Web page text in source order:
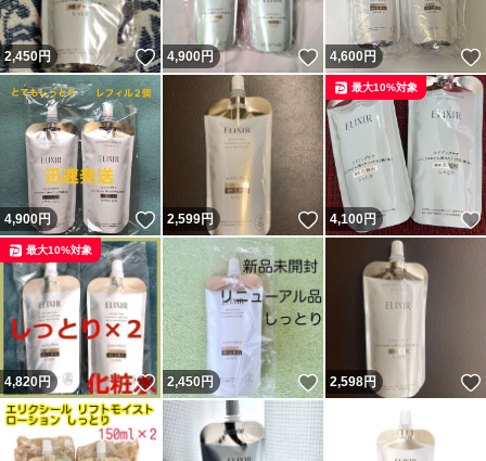
2,450円 いいね！
4,900円 いいね！
4,600円
4,900円 いいね！
2,599円 いいね！
4,100円
最大10%対象
4,820円 いいね！
最大10%対象
2,450円 いいね！
2,598円